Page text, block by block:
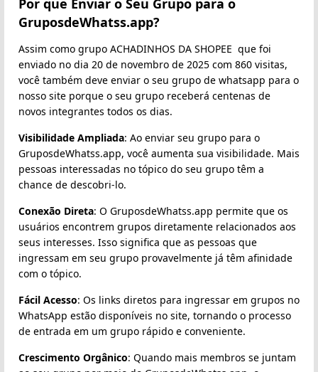
GruposdeWhatss.app?
Assim como grupo ACHADINHOS DA SHOPEE ️ que foi
enviado no dia 20 de novembro de 2025 com 860 visitas,
você também deve enviar o seu grupo de whatsapp para o
nosso site porque o seu grupo receberá centenas de
novos integrantes todos os dias.
Visibilidade Ampliada: Ao enviar seu grupo para o
GruposdeWhatss.app, você aumenta sua visibilidade. Mais
pessoas interessadas no tópico do seu grupo têm a
chance de descobri-lo.
Conexão Direta: O GruposdeWhatss.app permite que os
usuários encontrem grupos diretamente relacionados aos
seus interesses. Isso significa que as pessoas que
ingressam em seu grupo provavelmente já têm afinidade
com o tópico.
Fácil Acesso: Os links diretos para ingressar em grupos no
WhatsApp estão disponíveis no site, tornando o processo
de entrada em um grupo rápido e conveniente.
Crescimento Orgânico: Quando mais membros se juntam